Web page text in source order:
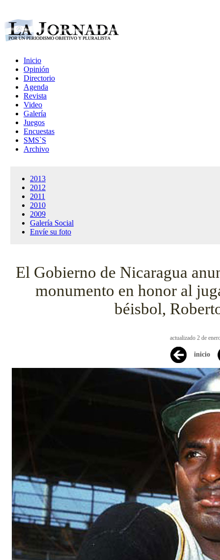
Inicio
Opinión
Directorio
Agenda
Revista
Video
Galería
Juegos
Encuestas
SMS`S
Archivo
2013
2012
2011
2010
2009
Galería Social
Envíe su foto
El Gobierno de Nicaragua
monumento en honor al
béisbol,
actualizado 2 de
inicio